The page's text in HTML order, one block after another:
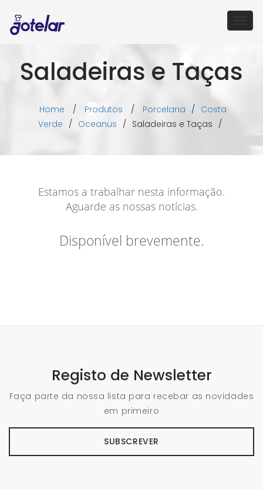
Saladeiras e Taças
Home / Produtos / Porcelana / Costa
Verde / Oceanus / Saladeiras e Taças /
Estamos a trabalhar nesta informação.
Aguarde as nossas notícias.
Disponível brevemente.
Registo de Newsletter
Faça parte da nossa lista para recebar as novidades
em primeiro
SUBSCREVER